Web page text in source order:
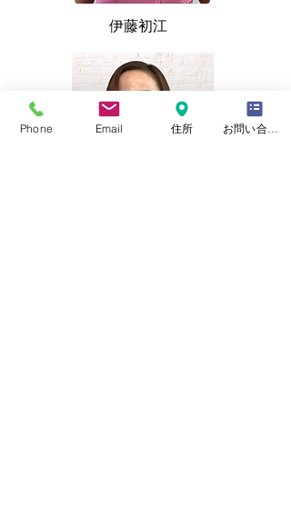
​伊藤初江
Phone Email 住所 お問い合わせフォーム